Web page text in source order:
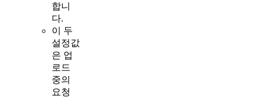
합니
다.
이 두
설정값
은 업
로드
중의
요청